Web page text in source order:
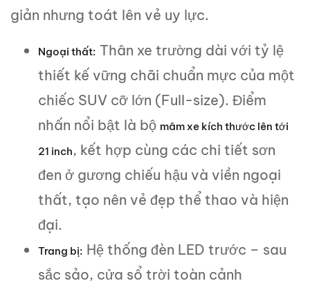
giản nhưng toát lên vẻ uy lực.
Ngoại thất: Thân xe trường dài với tỷ lệ
thiết kế vững chãi chuẩn mực của một
chiếc SUV cỡ lớn (Full-size). Điểm
nhấn nổi bật là bộ mâm xe kích thước lên tới
21 inch, kết hợp cùng các chi tiết sơn
đen ở gương chiếu hậu và viền ngoại
thất, tạo nên vẻ đẹp thể thao và hiện
đại.
Trang bị: Hệ thống đèn LED trước – sau
sắc sảo, cửa sổ trời toàn cảnh